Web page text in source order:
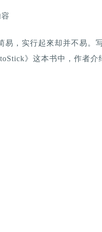
易，实行起來却并不易。
》这本书中，作者